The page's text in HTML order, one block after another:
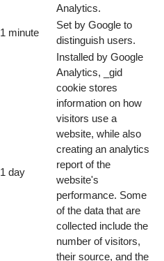
Analytics.
1 minute
Set by Google to
distinguish users.
1 day
Installed by Google
Analytics, _gid
cookie stores
information on how
visitors use a
website, while also
creating an analytics
report of the
website's
performance. Some
of the data that are
collected include the
number of visitors,
their source, and the